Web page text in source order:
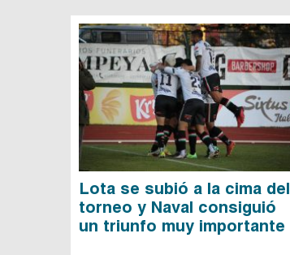
Lota se subió a la cima del
torneo y Naval consiguió
un triunfo muy importante